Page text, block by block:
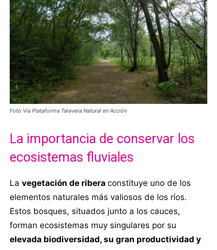
Foto Vía Plataforma Talavera Natural en Acción
La importancia de conservar los
ecosistemas fluviales
La vegetación de ribera constituye uno de los
elementos naturales más valiosos de los ríos.
Estos bosques, situados junto a los cauces,
forman ecosistemas muy singulares por su
elevada biodiversidad, su gran productividad y